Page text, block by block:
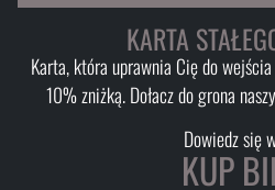
KARTA
Karta, która uprawnia Cię do
10% zniżką. Dołacz do grona
Dowiedz się
KUP